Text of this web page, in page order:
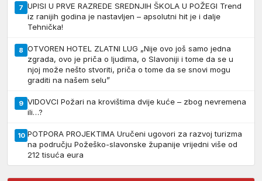
7 UPISI U PRVE RAZREDE SREDNJIH ŠKOLA U POŽEGI Trend
iz ranijih godina je nastavljen – apsolutni hit je i dalje
Tehnička!
8 OTVOREN HOTEL ZLATNI LUG „Nije ovo još samo jedna
zgrada, ovo je priča o ljudima, o Slavoniji i tome da se u
njoj može nešto stvoriti, priča o tome da se snovi mogu
graditi na našem selu”
9 VIDOVCI Požari na krovištima dvije kuće – zbog nevremena
ili…?
10 POTPORA PROJEKTIMA Uručeni ugovori za razvoj turizma
na području Požeško-slavonske županije vrijedni više od
212 tisuća eura